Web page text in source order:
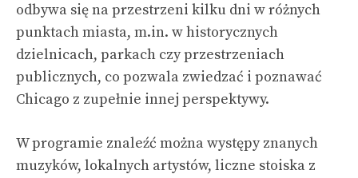
odbywa się na przestrzeni kilku dni w różnych
punktach miasta, m.in. w historycznych
dzielnicach, parkach czy przestrzeniach
publicznych, co pozwala zwiedzać i poznawać
Chicago z zupełnie innej perspektywy.
W programie znaleźć można występy znanych
muzyków, lokalnych artystów, liczne stoiska z